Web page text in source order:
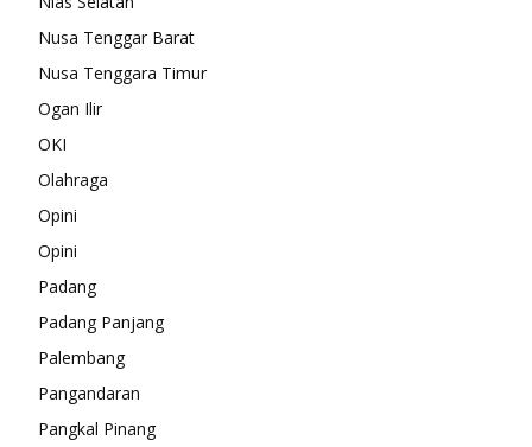
Nusa Tenggar Barat
Nusa Tenggara Timur
Ogan Ilir
OKI
Olahraga
Opini
Opini
Padang
Padang Panjang
Palembang
Pangandaran
Pangkal Pinang